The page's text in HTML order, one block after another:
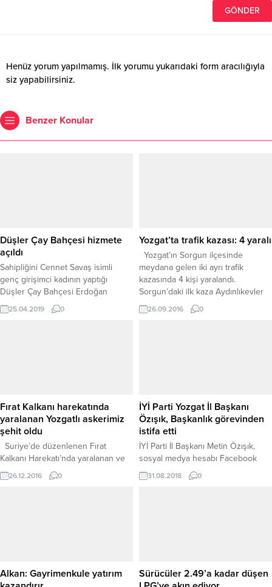
Henüz yorum yapılmamış. İlk yorumu yukarıdaki form aracılığıyla
siz yapabilirsiniz.
Benzer Konular
Düşler Çay Bahçesi hizmete
açıldı
Sahipliğini Cennet Savaş isimli
genç girişimci kadının yaptığı
Düşler Çay Bahçesi Erdoğan
Akdağ Mahallesi Karayolları
Caddesi Nikah Salonu karşısında
25.04.2019 0
Yozgat’ta trafik kazası: 4 yaralı
Yozgat’ın Sorgun ilçesinde
meydana gelen iki ayrı trafik
kazasında 4 kişi yaralandı.
Sorgun’daki ilk kaza Aydınlıkevler
Mahallesinde meydana geldi.
Edinilen bilgiye göre Aydınlıkevler
Kazada,hurdaya dönen...
26.09.2016 0
Fırat Kalkanı harekatında
yaralanan Yozgatlı askerimiz
şehit oldu
Suriye’de düzenlenen Fırat
Kalkanı Harekatı’nda yaralanan ve
Gaziantep’te tedavi gören Yozgatlı
sözleşmeli asker Mehmet Ünal,
başlatılan Fırat Kalkanı Harekatı’na
katılan
26.12.2016 0
İYİ Parti Yozgat İl Başkanı
Özışık, Başkanlık görevinden
istifa etti
İYİ Parti İl Başkanı Metin Özışık,
sosyal medya hesabı Facebook
sayfasından yaptığı açıklamada,
Partisinin Genel Merkezi tarafından
31.08.2018 0
Alkan: Gayrimenkule yatırım
Sürücüler 2.49’a kadar düşen